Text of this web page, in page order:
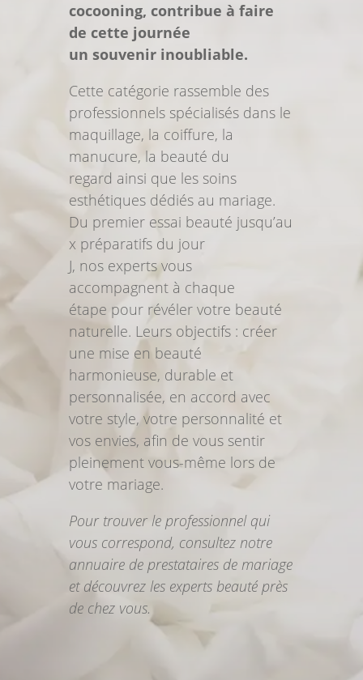
cocooning, contribue à faire
de cette journée
un souvenirinoubliable.
Cette catégorie rassemble des
professionnels spécialisés dans le
maquillage, la coiffure, la
manucure, la beauté du
regard ainsi que les soins
esthétiques dédiés au mariage.
Du premieressai beauté jusqu’au
x préparatifsdu jour
J, nosexperts vous
accompagnentà chaque
étape pour révéler votre beauté
naturelle. Leurs objectifs : créer
une mise en beauté
harmonieuse, durable et
personnalisée, en accord avec
votre style, votre personnalité et
vos envies, afin de vous sentir
pleinement vous-même lors de
votre mariage.
Pour trouver le professionnel qui
vous correspond, consultez notre
annuaire de prestataires de mariage
et découvrez les experts beauté près
de chez vous.